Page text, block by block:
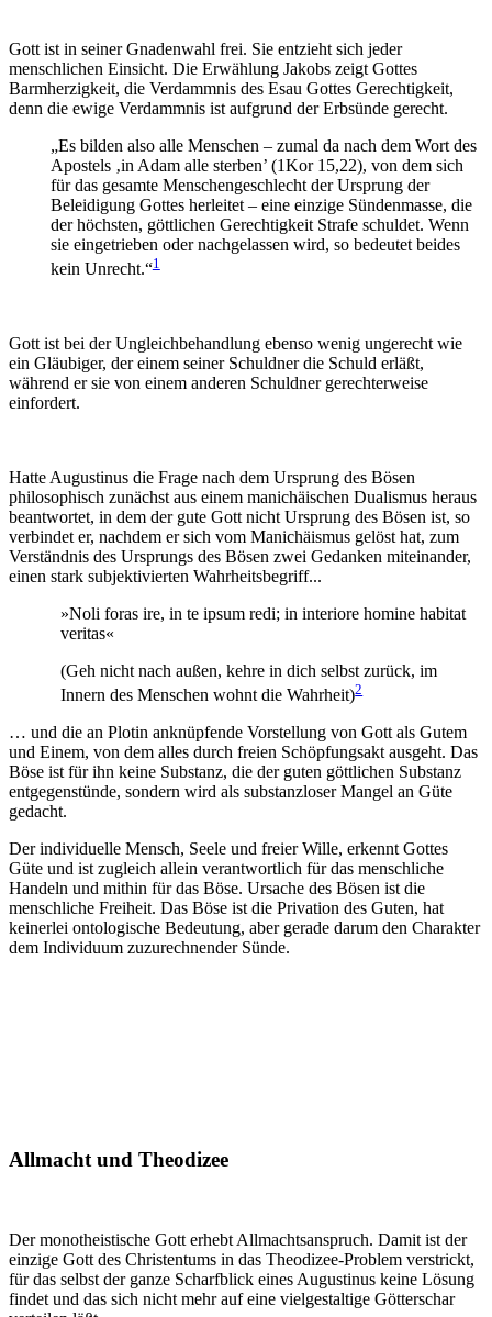
Gott ist in seiner Gnadenwahl frei. Sie entzieht sich jeder
menschlichen Einsicht. Die Erwählung Jakobs zeigt Gottes
Barmherzigkeit, die Verdammnis des Esau Gottes Gerechtigkeit,
denn die ewige Verdammnis ist aufgrund der Erbsünde gerecht.
„Es bilden also alle Menschen – zumal da nach dem Wort des
Apostels ‚in Adam alle sterben’ (1Kor 15,22), von dem sich
für das gesamte Menschengeschlecht der Ursprung der
Beleidigung Gottes herleitet – eine einzige Sündenmasse, die
der höchsten, göttlichen Gerechtigkeit Strafe schuldet. Wenn
sie eingetrieben oder nachgelassen wird, so bedeutet beides
kein Unrecht.“1
Gott ist bei der Ungleichbehandlung ebenso wenig ungerecht wie
ein Gläubiger, der einem seiner Schuldner die Schuld erläßt,
während er sie von einem anderen Schuldner gerechterweise
einfordert.
Hatte Augustinus die Frage nach dem Ursprung des Bösen
philosophisch zunächst aus einem manichäischen Dualismus heraus
beantwortet, in dem der gute Gott nicht Ursprung des Bösen ist, so
verbindet er, nachdem er sich vom Manichäismus gelöst hat, zum
Verständnis des Ursprungs des Bösen zwei Gedanken miteinander,
einen stark subjektivierten Wahrheitsbegriff...
»Noli foras ire, in te ipsum redi; in interiore homine habitat
veritas«
(Geh nicht nach außen, kehre in dich selbst zurück, im
Innern des Menschen wohnt die Wahrheit)2
… und die an Plotin anknüpfende Vorstellung von Gott als Gutem
und Einem, von dem alles durch freien Schöpfungsakt ausgeht. Das
Böse ist für ihn keine Substanz, die der guten göttlichen Substanz
entgegenstünde, sondern wird als substanzloser Mangel an Güte
gedacht.
Der individuelle Mensch, Seele und freier Wille, erkennt Gottes
Güte und ist zugleich allein verantwortlich für das menschliche
Handeln und mithin für das Böse. Ursache des Bösen ist die
menschliche Freiheit. Das Böse ist die Privation des Guten, hat
keinerlei ontologische Bedeutung, aber gerade darum den Charakter
dem Individuum zuzurechnender Sünde.
Allmacht und Theodizee
Der monotheistische Gott erhebt Allmachtsanspruch. Damit ist der
einzige Gott des Christentums in das Theodizee-Problem verstrickt,
für das selbst der ganze Scharfblick eines Augustinus keine Lösung
findet und das sich nicht mehr auf eine vielgestaltige Götterschar